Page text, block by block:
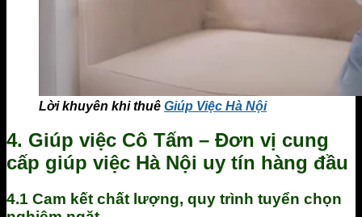
Lời khuyên khi thuê Giúp Việc Hà Nội
4. Giúp việc Cô Tấm – Đơn vị cung
cấp giúp việc Hà Nội uy tín hàng đầu
4.1 Cam kết chất lượng, quy trình tuyển chọn